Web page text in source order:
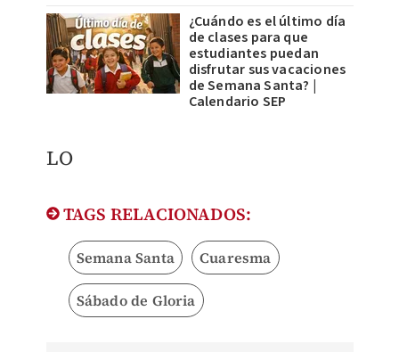
¿Cuándo es el último día
de clases para que
estudiantes puedan
disfrutar sus vacaciones
de Semana Santa? |
Calendario SEP
LO
TAGS RELACIONADOS:
Semana Santa Cuaresma
Sábado de Gloria